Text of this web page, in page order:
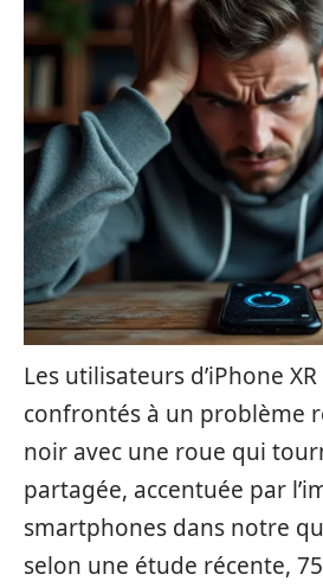
Les utilisateurs d’iPhone
confrontés à un problème
noir avec une roue qui
partagée, accentuée par
smartphones dans notre
selon une étude récente,